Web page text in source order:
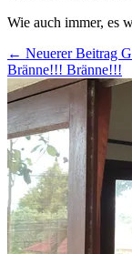
Wie auch immer, es
← Neuerer Beitrag
Bränne!!! Bränne!!!